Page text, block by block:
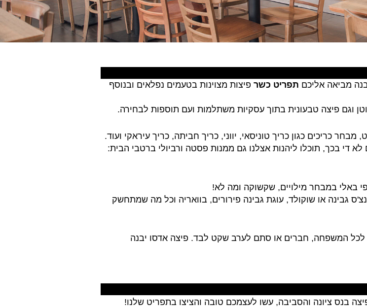
מביאה אליכם תפריט כשר פיצות מצוינות בטעמים נפלאים ובנוסף
וגם פיצה טבעונית בתוך עסקיות משתלמות ועם תוספות לבחירה.
כריכים כגון כריך טוניסאי, יווני, כריך חביתה, כריך עיראקי ועוד.
די בכך, תוכלו ליהנות אצלנו גם ממנות פסטה ורביולי ברטבי הבית:
באלי במבחר מילויים, שקשוקה ומה לא!
גבינה או שוקולד, עוגת גבינה פירורים, בוואריה וכל מה שמתחשק
לכל המשפחה, חברים או סתם לערב שקט לבד. פיצה אדסו יבנה
בנס ציונה והסביבה, עשו לעצמכם טובה והציצו בתפריט שלנו!